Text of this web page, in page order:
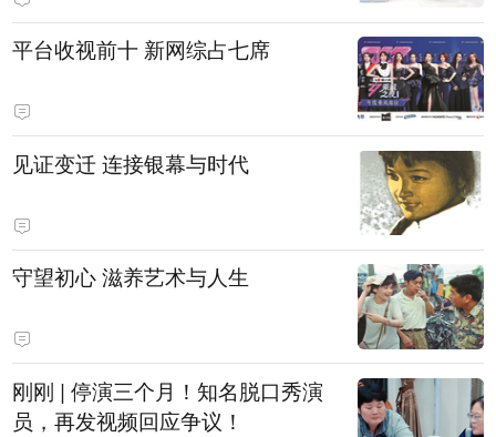
平台收视前十 新网综占七席
见证变迁 连接银幕与时代
守望初心 滋养艺术与人生
刚刚 | 停演三个月！知名脱口秀演
员，再发视频回应争议！